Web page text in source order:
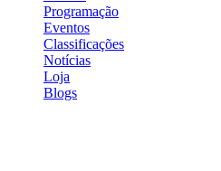
Programação
Eventos
Classificações
Notícias
Loja
Blogs